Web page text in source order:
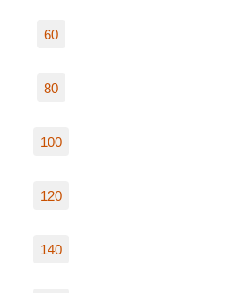
60
80
100
120
140